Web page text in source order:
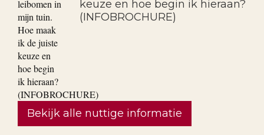
keuze en hoe begin ik hieraan?
(INFOBROCHURE)
Bekijk alle nuttige informatie